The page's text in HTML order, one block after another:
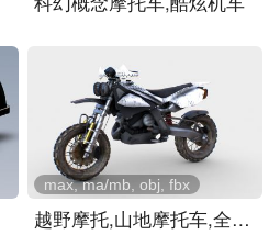
越野摩托,山地摩托车,全地..
max, ma/mb, obj, fbx